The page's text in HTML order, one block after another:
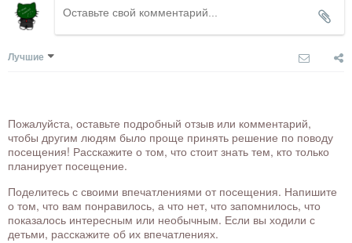
Лучшие
Пожалуйста, оставьте подробный отзыв или комментарий,
чтобы другим людям было проще принять решение по поводу
посещения! Расскажите о том, что стоит знать тем, кто только
планирует посещение.
Поделитесь с своими впечатлениями от посещения. Напишите
о том, что вам понравилось, а что нет, что запомнилось, что
показалось интересным или необычным. Если вы ходили с
детьми, расскажите об их впечатлениях.